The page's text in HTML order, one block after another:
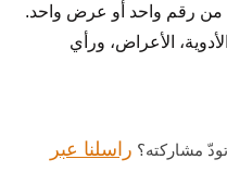
من رقم واحد أو عرض واحد.
الأعراض، ورأي
مشاركته؟ راسلنا عبر